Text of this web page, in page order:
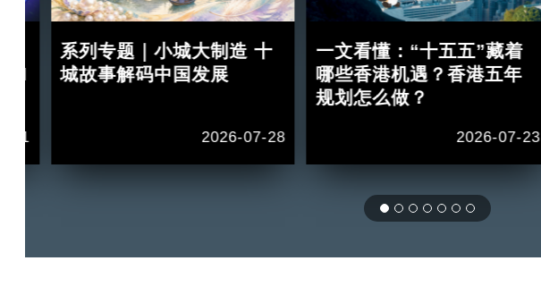
II
11
系列专题｜小城大制造 十
城故事解码中国发展
2026-07-28
一文看懂：“十五五”藏着
哪些香港机遇？香港五年
规划怎么做？
2026-07-23